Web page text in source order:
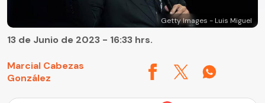
Getty Images - Luis Miguel
Marcial Cabezas
González
13 de Junio de 2023 - 16:33 hrs.